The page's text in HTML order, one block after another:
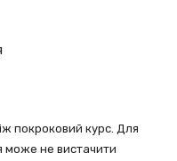
покроковий курс. Для
може не вистачити